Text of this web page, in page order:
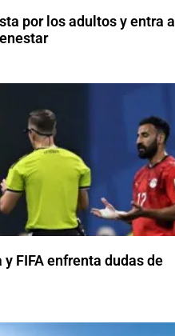
por los adultos y entra al
FIFA enfrenta dudas de